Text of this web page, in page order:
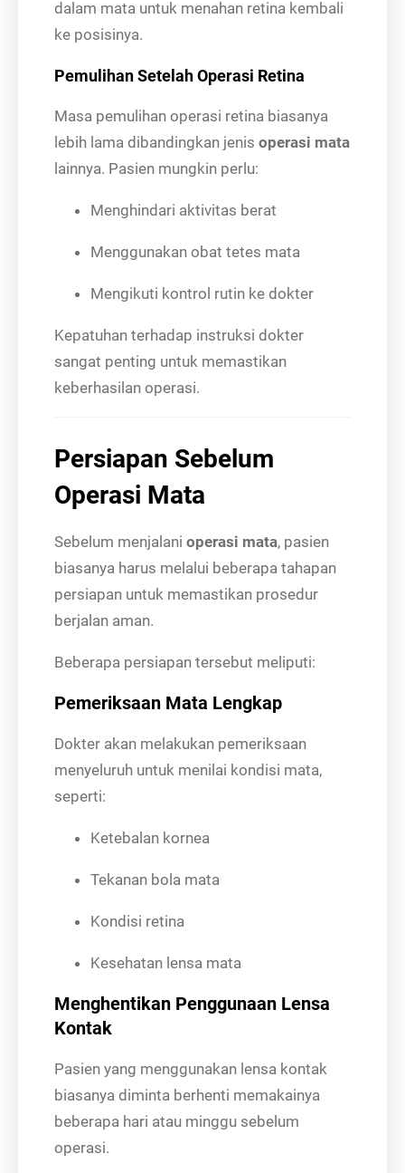
dalam mata untuk menahan retina kembali
ke posisinya.
Pemulihan Setelah Operasi Retina
Masa pemulihan operasi retina biasanya
lebih lama dibandingkan jenis operasi mata
lainnya. Pasien mungkin perlu:
Menghindari aktivitas berat
Menggunakan obat tetes mata
Mengikuti kontrol rutin ke dokter
Kepatuhan terhadap instruksi dokter
sangat penting untuk memastikan
keberhasilan operasi.
Persiapan Sebelum
Operasi Mata
Sebelum menjalani operasi mata, pasien
biasanya harus melalui beberapa tahapan
persiapan untuk memastikan prosedur
berjalan aman.
Beberapa persiapan tersebut meliputi:
Pemeriksaan Mata Lengkap
Dokter akan melakukan pemeriksaan
menyeluruh untuk menilai kondisi mata,
seperti:
Ketebalan kornea
Tekanan bola mata
Kondisi retina
Kesehatan lensa mata
Menghentikan Penggunaan Lensa
Kontak
Pasien yang menggunakan lensa kontak
biasanya diminta berhenti memakainya
beberapa hari atau minggu sebelum
operasi.